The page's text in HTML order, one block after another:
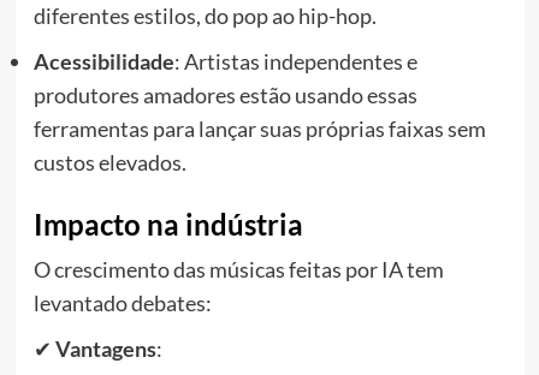
diferentes estilos, do pop ao hip-hop.
Acessibilidade: Artistas independentes e
produtores amadores estão usando essas
ferramentas para lançar suas próprias faixas sem
custos elevados.
Impacto na indústria
O crescimento das músicas feitas por IA tem
levantado debates:
✔ Vantagens: